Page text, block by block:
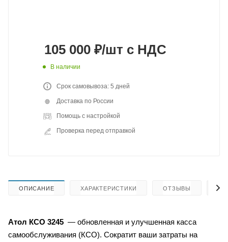
105 000 ₽/шт с НДС
В наличии
Срок самовывоза: 5 дней
Доставка по России
Помощь с настройкой
Проверка перед отправкой
ОПИСАНИЕ ХАРАКТЕРИСТИКИ ОТЗЫВЫ
Атол КСО 3245 — обновленная и улучшенная касса
самообслуживания (КСО). Сократит ваши затраты на